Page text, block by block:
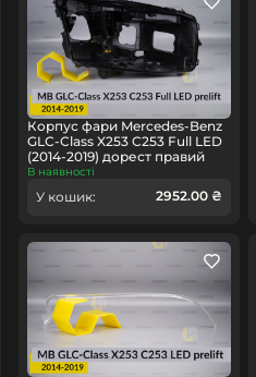
Корпус фари Mercedes-Benz
GLC-Class X253 C253 Full LED
(2014-2019) дорест правий
В наявності
У кошик: 2952.00 ₴